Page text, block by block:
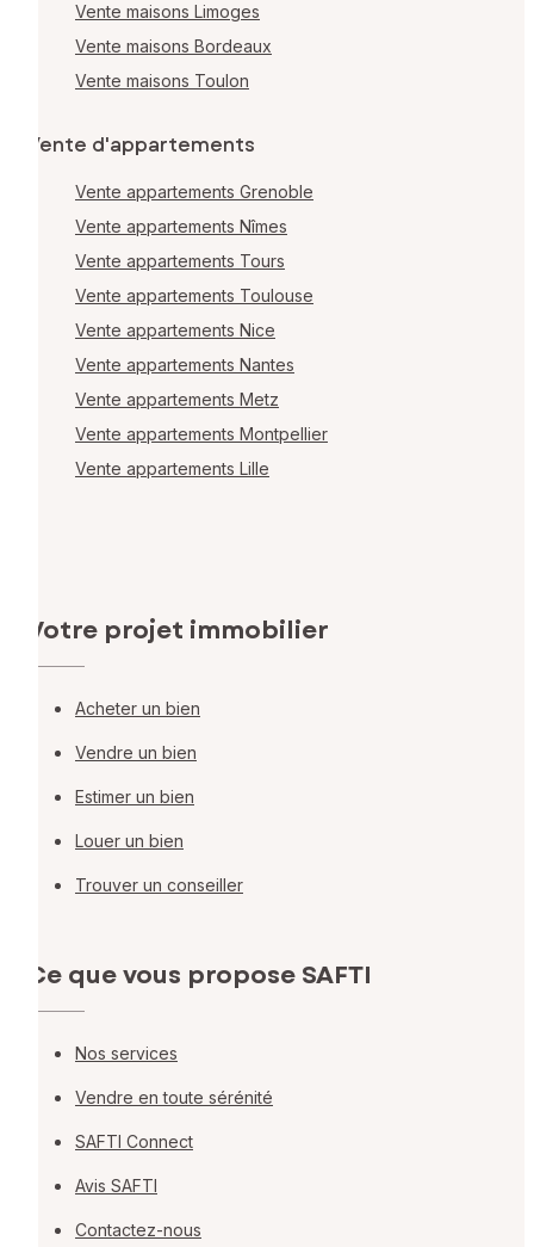
Vente maisons Limoges
Vente maisons Bordeaux
Vente maisons Toulon
Vente d'appartements
Vente appartements Grenoble
Vente appartements Nîmes
Vente appartements Tours
Vente appartements Toulouse
Vente appartements Nice
Vente appartements Nantes
Vente appartements Metz
Vente appartements Montpellier
Vente appartements Lille
Votre projet immobilier
Acheter un bien
Vendre un bien
Estimer un bien
Louer un bien
Trouver un conseiller
Ce que vous propose SAFTI
Nos services
Vendre en toute sérénité
SAFTI Connect
Avis SAFTI
Contactez-nous